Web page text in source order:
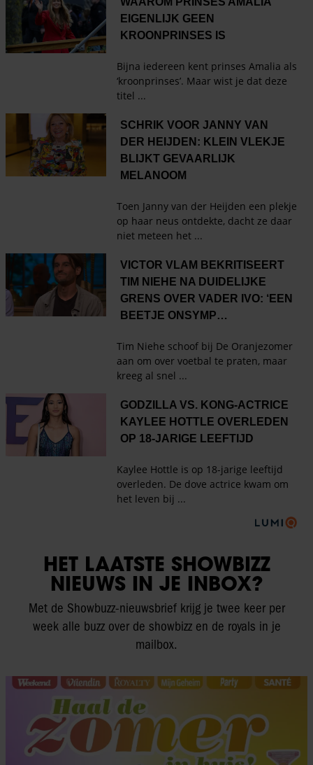
HET LAATSTE SHOWBIZZ
NIEUWS IN JE INBOX?
Met de Showbuzz-nieuwsbrief krijg je twee keer per
week alle buzz over de showbizz en de royals in je
mailbox.